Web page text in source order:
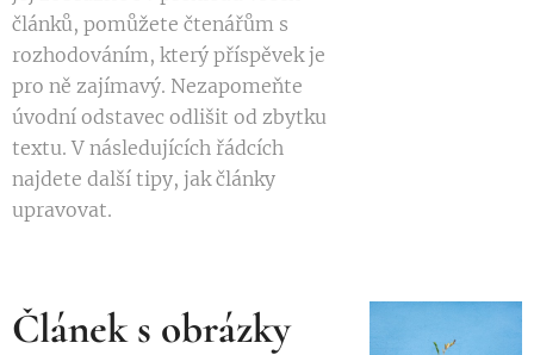
článků, pomůžete čtenářům s
rozhodováním, který příspěvek je
pro ně zajímavý. Nezapomeňte
úvodní odstavec odlišit od zbytku
textu. V následujících řádcích
najdete další tipy, jak články
upravovat.
Článek s obrázky